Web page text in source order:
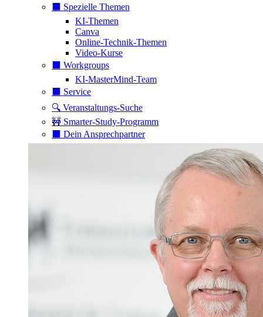
⬛️ Spezielle Themen
KI-Themen
Canva
Online-Technik-Themen
Video-Kurse
⬛️ Workgroups
KI-MasterMind-Team
⬛️ Service
🔍 Veranstaltungs-Suche
🚧 Smarter-Study-Programm
⬛️ Dein Ansprechpartner